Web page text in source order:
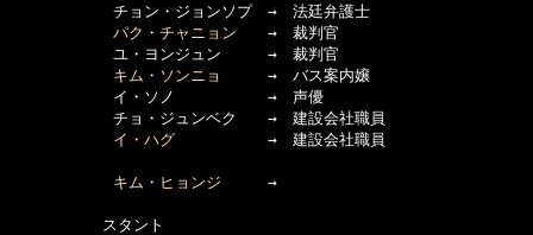
      　　　チョン・ジョンソプ　→　法廷弁護士
パク・チャニョン →　裁判官
      　　　ユ・ヨンジュン　　　→　裁判官
キム・ソンニョ
→　バス案内嬢
      　　　イ・ソノ　　　　　　→　声優
      　　　チョ・ジュンベク　　→　建設会社職員
イ・ハグ →　建設会社職員
キム・ヒョンジ →
スタント